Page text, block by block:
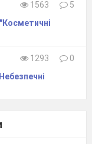
1563
5
1293
0